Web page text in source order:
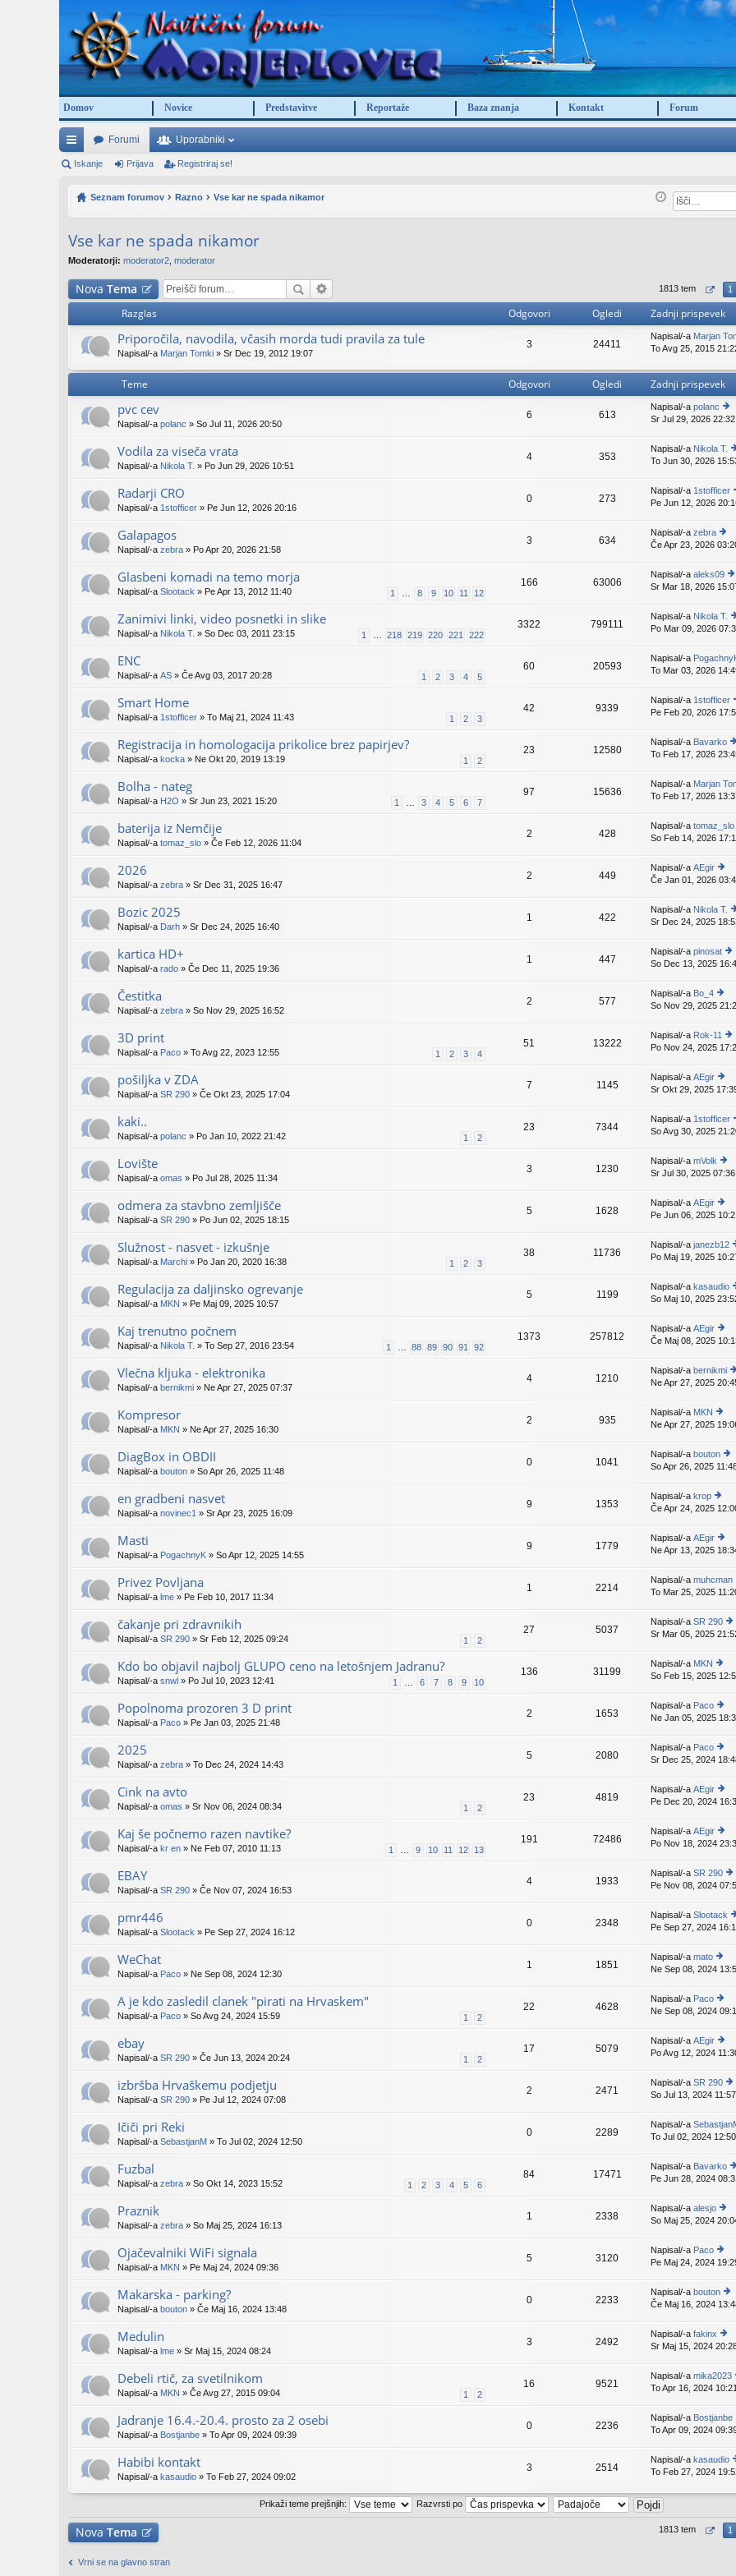
Domov Novice Predstavitve Reportaže Baza znanja Kontakt Forum
itr
po
ve
za
Forumi Uporabniki
Iskanje Prijava Registriraj se!
Seznam forumov Razno Vse kar ne spada nikamor
Vse kar ne spada nikamor
Moderatorji: moderator2 moderator
Nova Tema 1813 tem 1
Razglas Odgovori Ogledi Zadnji prispevek
Priporočila, navodila, včasih morda tudi pravila za tule
Napisal/-a Marjan Tomki » Sr Dec 19, 2012 19:07
3 24411
Napisal/-a Marjan
To Avg 25, 2015
Teme Odgovori Ogledi Zadnji prispevek
pvc cev
Napisal/-a polanc » So Jul 11, 2026 20:50
6 613
Napisal/-a polanc
o
ej
z
d
nji
pr
is
p
e
k
Sr Jul 29, 2026 22:32
Vodila za viseča vrata
Napisal/-a Nikola T. » Po Jun 29, 2026 10:51
4 353
Napisal/-a Nikola T.
o
ej
z
d
is
p
e
e
k
To Jun 30, 2026
Radarji CRO
Napisal/-a 1stofficer » Pe Jun 12, 2026 20:16
0 273
Napisal/-a 1stofficer
nji
k
Pe Jun 12, 2026
Galapagos
Napisal/-a zebra » Po Apr 20, 2026 21:58
3 634
Napisal/-a zebra
o
ej
z
d
nji
pr
is
p
e
k
Če Apr 23, 2026
Glasbeni komadi na temo morja
1 … 8 9 10 11 12
Napisal/-a Slootack » Pe Apr 13, 2012 11:40
166 63006
Napisal/-a aleks09
o
ej
z
d
nji
pr
is
p
e
Sr Mar 18, 2026
Zanimivi linki, video posnetki in slike
1 … 218 219 220 221 222
Napisal/-a Nikola T. » So Dec 03, 2011 23:15
3322 799111
Napisal/-a Nikola T.
o
ej
z
d
is
p
e
k
Po Mar 09, 2026
ENC
1 2 3 4 5
Napisal/-a AS » Če Avg 03, 2017 20:28
60 20593
Napisal/-a
To Mar 03, 2026
Smart Home
1 2 3
Napisal/-a 1stofficer » To Maj 21, 2024 11:43
42 9339
Napisal/-a 1stofficer
ej
p
Pe Feb 20, 2026
Registracija in homologacija prikolice brez papirjev?
1 2
Napisal/-a kocka » Ne Okt 20, 2019 13:19
23 12580
Napisal/-a Bavarko
o
ej
z
d
nji
is
e
e
k
To Feb 17, 2026
Bolha - nateg
1 … 3 4 5 6 7
Napisal/-a H2O » Sr Jun 23, 2021 15:20
97 15636
Napisal/-a Marjan
To Feb 17, 2026
baterija iz Nemčije
Napisal/-a tomaz_slo » Če Feb 12, 2026 11:04
2 428
Napisal/-a tomaz_slo
So Feb 14, 2026
2026
Napisal/-a zebra » Sr Dec 31, 2025 16:47
2 449
Napisal/-a AEgir
o
ej
z
d
nji
pr
is
p
e
k
Če Jan 01, 2026
Bozic 2025
Napisal/-a Darh » Sr Dec 24, 2025 16:40
1 422
Napisal/-a Nikola T.
o
ej
z
d
is
p
e
Sr Dec 24, 2025
kartica HD+
Napisal/-a rado » Če Dec 11, 2025 19:36
1 447
Napisal/-a pinosat
o
z
d
nji
pr
is
e
k
So Dec 13, 2025
Čestitka
Napisal/-a zebra » So Nov 29, 2025 16:52
2 577
Napisal/-a Bo_4
o
ej
z
d
nji
pr
is
p
e
k
So Nov 29, 2025
3D print
1 2 3 4
Napisal/-a Paco » To Avg 22, 2023 12:55
51 13222
Napisal/-a Rok-11
o
z
d
nji
pr
is
p
e
Po Nov 24, 2025
pošiljka v ZDA
Napisal/-a SR 290 » Če Okt 23, 2025 17:04
7 1145
Napisal/-a AEgir
o
ej
z
d
nji
pr
is
p
e
k
Sr Okt 29, 2025
kaki..
1 2
Napisal/-a polanc » Po Jan 10, 2022 21:42
23 7344
Napisal/-a 1stofficer
z
k
So Avg 30, 2025
Lovište
Napisal/-a omas » Po Jul 28, 2025 11:34
3 1230
Napisal/-a mVolk
o
ej
z
d
nji
pr
is
p
e
e
k
Sr Jul 30, 2025 07:36
odmera za stavbno zemljišče
Napisal/-a SR 290 » Po Jun 02, 2025 18:15
5 1628
Napisal/-a AEgir
o
ej
z
d
nji
pr
is
p
e
k
Pe Jun 06, 2025
Služnost - nasvet - izkušnje
1 2 3
Napisal/-a Marchi » Po Jan 20, 2020 16:38
38 11736
Napisal/-a janezb12
o
z
d
p
e
Po Maj 19, 2025
Regulacija za daljinsko ogrevanje
Napisal/-a MKN » Pe Maj 09, 2025 10:57
5 1199
Napisal/-a kasaudio
o
z
d
nji
e
So Maj 10, 2025
Kaj trenutno počnem
1 … 88 89 90 91 92
Napisal/-a Nikola T. » To Sep 27, 2016 23:54
1373 257812
Napisal/-a AEgir
o
ej
z
d
nji
pr
is
p
e
e
k
Če Maj 08, 2025
Vlečna kljuka - elektronika
Napisal/-a bernikmi » Ne Apr 27, 2025 07:37
4 1210
Napisal/-a bernikmi
o
z
d
is
e
Ne Apr 27, 2025
Kompresor
Napisal/-a MKN » Ne Apr 27, 2025 16:30
2 935
Napisal/-a MKN
o
ej
z
d
nji
pr
is
p
e
k
Ne Apr 27, 2025
DiagBox in OBDII
Napisal/-a bouton » So Apr 26, 2025 11:48
0 1041
Napisal/-a bouton
o
z
d
nji
pr
is
p
e
So Apr 26, 2025
en gradbeni nasvet
Napisal/-a novinec1 » Sr Apr 23, 2025 16:09
9 1353
Napisal/-a krop
o
ej
z
d
nji
pr
is
p
e
e
Če Apr 24, 2025
Masti
Napisal/-a PogachnyK » So Apr 12, 2025 14:55
9 1779
Napisal/-a AEgir
o
ej
z
d
nji
pr
is
p
e
e
k
Ne Apr 13, 2025
Privez Povljana
Napisal/-a lme » Pe Feb 10, 2017 11:34
1 2214
Napisal/-a muhcman
To Mar 25, 2025
čakanje pri zdravnikih
1 2
Napisal/-a SR 290 » Sr Feb 12, 2025 09:24
27 5037
Napisal/-a SR 290
o
z
d
pr
is
e
Sr Mar 05, 2025
Kdo bo objavil najbolj GLUPO ceno na letošnjem Jadranu?
1 … 6 7 8 9 10
Napisal/-a snwl » Po Jul 10, 2023 12:41
136 31199
Napisal/-a MKN
o
ej
z
d
nji
pr
is
p
e
e
So Feb 15, 2025
Popolnoma prozoren 3 D print
Napisal/-a Paco » Pe Jan 03, 2025 21:48
2 1653
Napisal/-a Paco
o
ej
z
d
nji
pr
is
p
e
k
Ne Jan 05, 2025
2025
Napisal/-a zebra » To Dec 24, 2024 14:43
5 2080
Napisal/-a Paco
o
ej
z
d
nji
pr
is
p
e
k
Sr Dec 25, 2024
Cink na avto
1 2
Napisal/-a omas » Sr Nov 06, 2024 08:34
23 4819
Napisal/-a AEgir
o
ej
z
d
nji
pr
is
p
e
e
k
Pe Dec 20, 2024
Kaj še počnemo razen navtike?
1 … 9 10 11 12 13
Napisal/-a kr en » Ne Feb 07, 2010 11:13
191 72486
Napisal/-a AEgir
o
ej
z
d
nji
pr
is
p
e
e
k
Po Nov 18, 2024
EBAY
Napisal/-a SR 290 » Če Nov 07, 2024 16:53
4 1933
Napisal/-a SR 290
o
ej
z
d
pr
is
e
Pe Nov 08, 2024
pmr446
Napisal/-a Slootack » Pe Sep 27, 2024 16:12
0 2348
Napisal/-a Slootack
o
z
d
is
e
e
Pe Sep 27, 2024
WeChat
Napisal/-a Paco » Ne Sep 08, 2024 12:30
1 1851
Napisal/-a mato
o
ej
z
d
nji
pr
is
p
e
k
Ne Sep 08, 2024
A je kdo zasledil clanek "pirati na Hrvaskem"
1 2
Napisal/-a Paco » So Avg 24, 2024 15:59
22 4628
Napisal/-a Paco
o
ej
z
d
nji
pr
is
p
e
k
Ne Sep 08, 2024
ebay
1 2
Napisal/-a SR 290 » Če Jun 13, 2024 20:24
17 5079
Napisal/-a AEgir
o
ej
z
d
nji
pr
is
p
e
e
Po Avg 12, 2024
izbršba Hrvaškemu podjetju
Napisal/-a SR 290 » Pe Jul 12, 2024 07:08
2 2471
Napisal/-a SR 290
o
ej
z
d
nji
pr
is
p
e
So Jul 13, 2024 11:57
Ičiči pri Reki
Napisal/-a SebastjanM » To Jul 02, 2024 12:50
0 2289
Napisal/-a
To Jul 02, 2024 12:50
Fuzbal
1 2 3 4 5 6
Napisal/-a zebra » So Okt 14, 2023 15:52
84 17471
Napisal/-a Bavarko
o
z
d
is
p
e
Pe Jun 28, 2024
Praznik
Napisal/-a zebra » So Maj 25, 2024 16:13
1 2338
Napisal/-a alesjo
o
ej
z
d
nji
pr
is
p
e
k
So Maj 25, 2024
Ojačevalniki WiFi signala
Napisal/-a MKN » Pe Maj 24, 2024 09:36
5 3120
Napisal/-a Paco
o
ej
z
d
nji
pr
is
p
e
k
Pe Maj 24, 2024
Makarska - parking?
Napisal/-a bouton » Če Maj 16, 2024 13:48
0 2233
Napisal/-a bouton
o
ej
z
d
nji
pr
is
p
e
k
Če Maj 16, 2024
Medulin
Napisal/-a lme » Sr Maj 15, 2024 08:24
3 2492
Napisal/-a fakinx
o
ej
z
d
nji
pr
is
p
e
e
Sr Maj 15, 2024
Debeli rtič, za svetilnikom
1 2
Napisal/-a MKN » Če Avg 27, 2015 09:04
16 9521
Napisal/-a mika2023
To Apr 16, 2024
Jadranje 16.4.-20.4. prosto za 2 osebi
Napisal/-a Bostjanbe » To Apr 09, 2024 09:39
0 2236
Napisal/-a Bostjanbe
To Apr 09, 2024
Habibi kontakt
Napisal/-a kasaudio » To Feb 27, 2024 09:02
3 2514
Napisal/-a kasaudio
o
a
d
To Feb 27, 2024
Prikaži teme prejšnjih: Razvrsti po
Nova Tema 1813 tem 1
Vrni se na glavno stran